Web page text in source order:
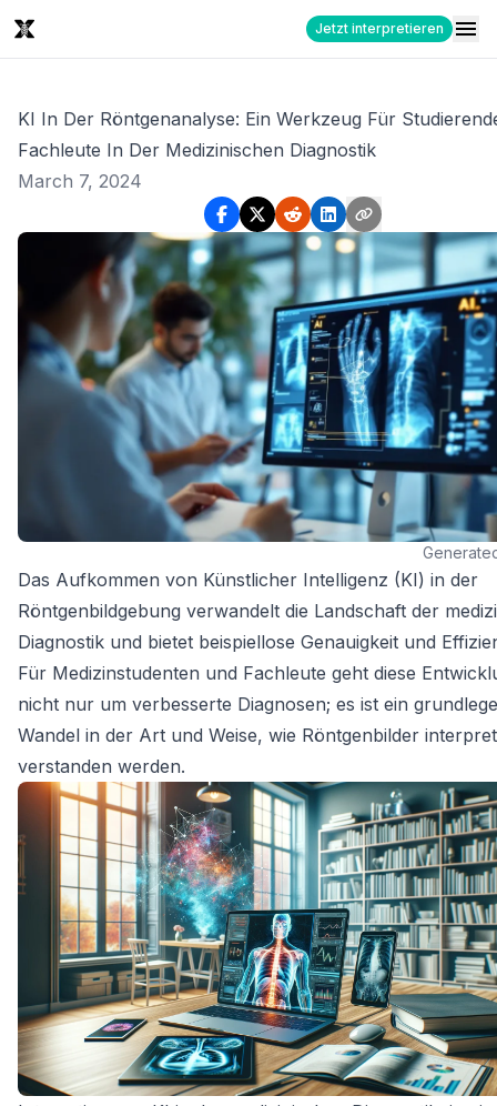
Jetzt interpretieren
KI In Der Röntgenanalyse: Ein Werkzeug Für
Fachleute In Der Medizinischen Diagnostik
March 7, 2024
Das Aufkommen von Künstlicher Intelligenz (KI) in der
Röntgenbildgebung verwandelt die Landschaft der
Diagnostik und bietet beispiellose Genauigkeit und
Für Medizinstudenten und Fachleute geht diese
nicht nur um verbesserte Diagnosen; es ist ein
Wandel in der Art und Weise, wie Röntgenbilder
verstanden werden.